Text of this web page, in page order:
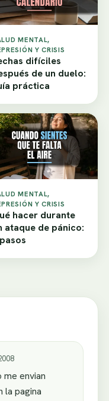
MENTAL,
Y CRISIS
difíciles
de un duelo:
práctica
MENTAL,
Y CRISIS
hacer durante
ataque de pánico:
me envian
la pagina